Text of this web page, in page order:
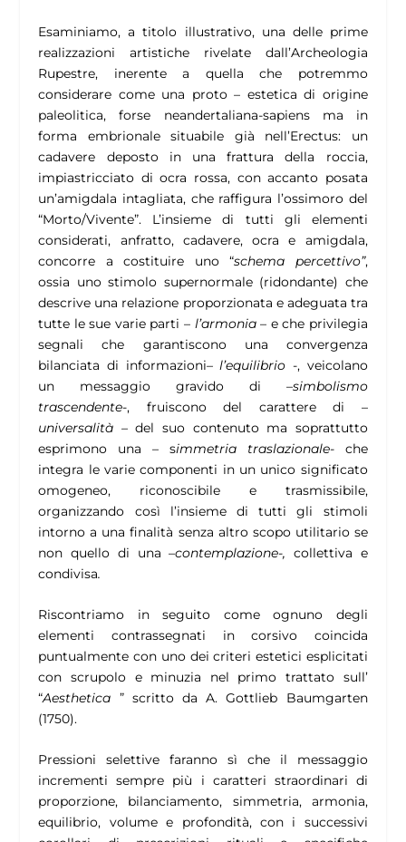
Esaminiamo, a titolo illustrativo, una delle prime
realizzazioni artistiche rivelate dall’Archeologia
Rupestre, inerente a quella che potremmo
considerare come una proto – estetica di origine
paleolitica, forse neandertaliana-sapiens ma in
forma embrionale situabile già nell’Erectus: un
cadavere deposto in una frattura della roccia,
impiastricciato di ocra rossa, con accanto posata
un’amigdala intagliata, che raffigura l’ossimoro del
“Morto/Vivente”. L’insieme di tutti gli elementi
considerati, anfratto, cadavere, ocra e amigdala,
concorre a costituire uno “schema percettivo”,
ossia uno stimolo supernormale (ridondante) che
descrive una relazione proporzionata e adeguata tra
tutte le sue varie parti – l’armonia– e che privilegia
segnali che garantiscono una convergenza
bilanciata di informazioni– l’equilibrio -, veicolano
un messaggio gravido di –simbolismo
trascendente-, fruiscono del carattere di –
universalità –del suo contenuto ma soprattutto
esprimono una – simmetria traslazionale- che
integra le varie componenti in un unico significato
omogeneo, riconoscibile e trasmissibile,
organizzando così l’insieme di tutti gli stimoli
intorno a una finalità senza altro scopo utilitario se
non quello di una –contemplazione-, collettiva e
condivisa.
Riscontriamo in seguito come ognuno degli
elementi contrassegnati in corsivo coincida
puntualmente con uno dei criteri estetici esplicitati
con scrupolo e minuzia nel primo trattato sull’
“Aesthetica ” scritto da A. Gottlieb Baumgarten
(1750).
Pressioni selettive faranno sì che il messaggio
incrementi sempre più i caratteri straordinari di
proporzione, bilanciamento, simmetria, armonia,
equilibrio, volume e profondità, con i successivi